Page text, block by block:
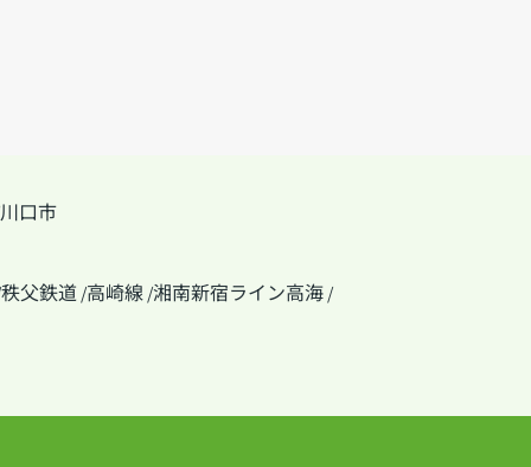
川口市
秩父鉄道 /高崎線 /湘南新宿ライン高海 /